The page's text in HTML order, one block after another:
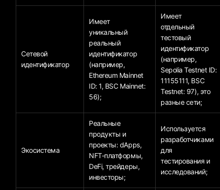
Сетевой
идентификатор
Имеет
уникальный
реальный
идентификатор
(например,
Ethereum Mainnet
ID: 1, BSC Mainnet:
56);
Имеет
отдельный
тестовый
идентификатор
(например,
Sepolia Testnet ID:
11155111, BSC
Testnet: 97), это
разные сети;
Экосистема
Реальные
продукты и
проекты: dApps,
NFT-платформы,
DeFi, трейдеры,
инвесторы;
Используется
разработчиками
для
тестирования и
исследований;